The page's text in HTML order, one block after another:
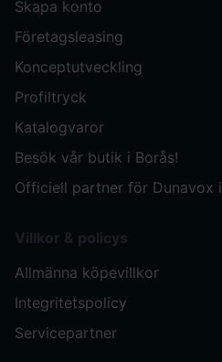
Skapa konto
Företagsleasing
Konceptutveckling
Profiltryck
Katalogvaror
Besök vår butik i Borås!
Officiell partner för Dunavox
Villkor & policys
Allmänna köpevillkor
Integritetspolicy
Servicepartner